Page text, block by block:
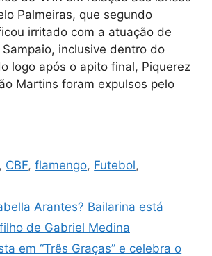
Palmeiras, que segundo
irritado com a atuação de
inclusive dentro do
logo após o apito final, Piquerez
Martins foram expulsos pelo
, CBF,flamengo, Futebol,
Arantes? Bailarina está
de Gabriel Medina
em “Três Graças” e celebra o